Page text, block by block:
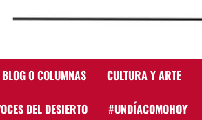
BLOG O COLUMNAS CULTURA Y ARTE
DEL DESIERTO #UNDÍACOMOHOY